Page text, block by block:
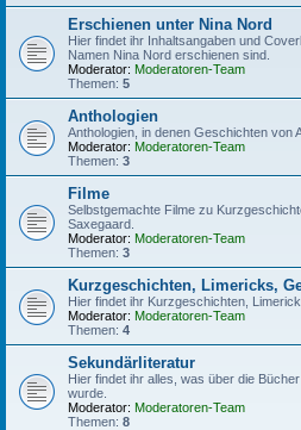
Erschienen unter Nina Nord
Hier findet ihr Inhaltsangaben und
Namen Nina Nord erschienen sind.
Moderator: Moderatoren-Team
Themen: 5
Anthologien
Anthologien, in denen Geschichten von
Moderator: Moderatoren-Team
Themen: 3
Filme
Selbstgemachte Filme zu
Saxegaard.
Moderator: Moderatoren-Team
Themen: 3
Kurzgeschichten, Limericks,
Hier findet ihr Kurzgeschichten,
Moderator: Moderatoren-Team
Themen: 4
Sekundärliteratur
Hier findet ihr alles, was über die
wurde.
Moderator: Moderatoren-Team
Themen: 8